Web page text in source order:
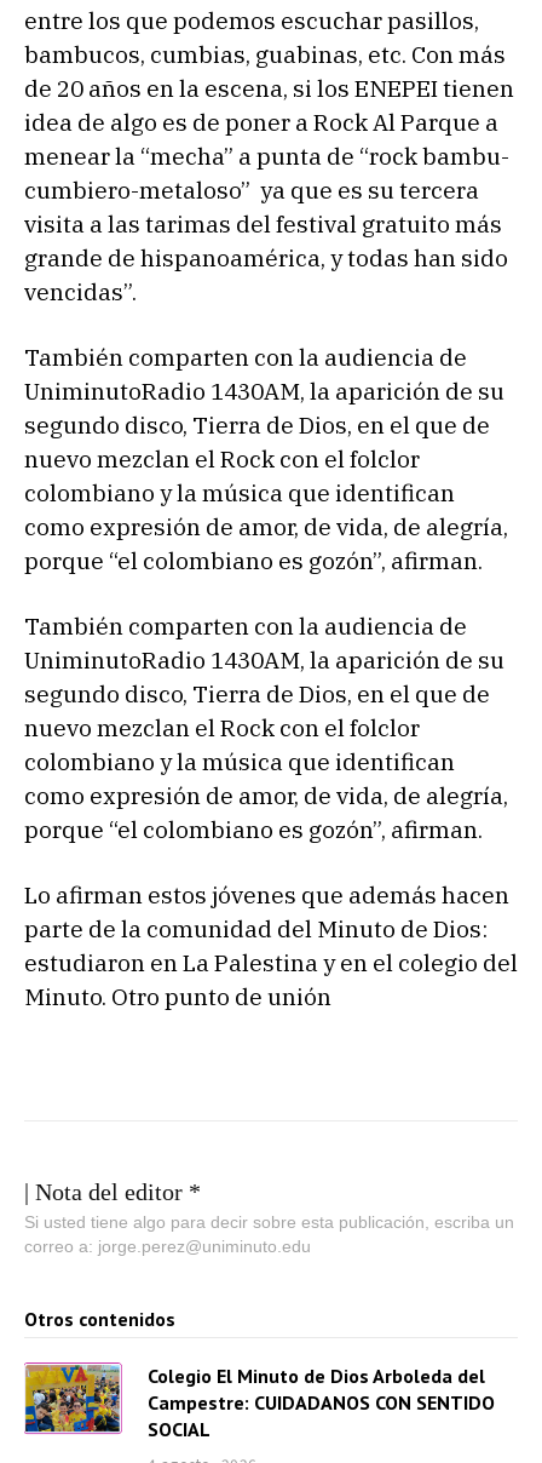
e
a
u
entre los que podemos escuchar pasillos,
bambucos, cumbias, guabinas, etc. Con más
de 20 años en la escena, si los ENEPEI tienen
idea de algo es de poner a Rock Al Parque a
menear la “mecha” a punta de “rock bambu-
cumbiero-metaloso” ya que es su tercera
visita a las tarimas del festival gratuito más
grande de hispanoamérica, y todas han sido
vencidas”.
También comparten con la audiencia de
UniminutoRadio 1430AM, la aparición de su
segundo disco, Tierra de Dios, en el que de
nuevo mezclan el Rock con el folclor
colombiano y la música que identifican
como expresión de amor, de vida, de alegría,
porque “el colombiano es gozón”, afirman.
También comparten con la audiencia de
UniminutoRadio 1430AM, la aparición de su
segundo disco, Tierra de Dios, en el que de
nuevo mezclan el Rock con el folclor
colombiano y la música que identifican
como expresión de amor, de vida, de alegría,
porque “el colombiano es gozón”, afirman.
Lo afirman estos jóvenes que además hacen
parte de la comunidad del Minuto de Dios:
estudiaron en La Palestina y en el colegio del
Minuto. Otro punto de unión
| Nota del editor *
Si usted tiene algo para decir sobre esta publicación, escriba un
correo a: jorge.perez@uniminuto.edu
Otros contenidos
Colegio El Minuto de Dios Arboleda del
Campestre: CUIDADANOS CON SENTIDO
SOCIAL